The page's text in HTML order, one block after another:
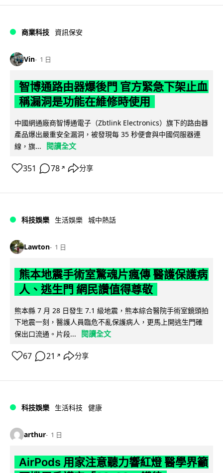
商業科技 資訊保安
Vin 1 日
智博通路由器爆後門 官方緊急下架止血
稱漏洞是功能在維修時使用
中國網通廠商智博通電子（Zbtlink Electronics）旗下的路由器
產品爆出嚴重安全漏洞，被發現每 35 秒便會與中國伺服器連
線，旗...
閱讀全文
351 78 ↗ 分享
科技娛樂 生活娛樂 城中熱話
Lawton 1 日
熊本地震手術室驚魂片瘋傳 醫護保護病
人、逃生門 網民讚值得尊敬
熊本縣 7 月 28 日發生 7.1 級地震，熊本綜合醫院手術室鏡頭拍
下地震一刻，醫護人員臨危不亂保護病人，更馬上開逃生門確
保出口流通。片段...
閱讀全文
67 21 ↗ 分享
科技娛樂 生活科技 健康
arthur 1 日
AirPods 用家注意聽力響紅燈 醫學界籲